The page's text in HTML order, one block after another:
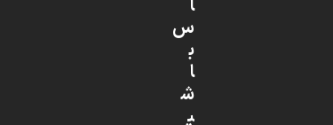
ا
س
ب
ا
ش
ی